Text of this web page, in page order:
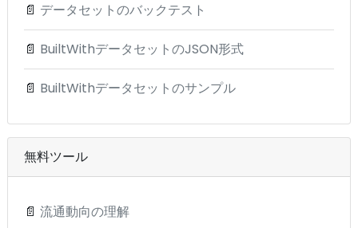
📄 データセットのバックテスト
📄 BuiltWithデータセットのJSON形式
📄 BuiltWithデータセットのサンプル
無料ツール
📄 流通動向の理解